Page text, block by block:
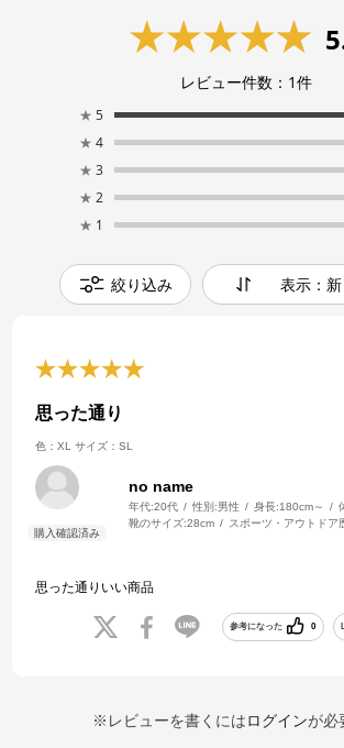
レビュー件数： 1件
★ 5
★ 4
★ 3
★ 2
★ 1
絞り込み 表示：
思った通り
色：XL サイズ：SL
no name
年代:20代 性別:男性 身長:180cm～
靴のサイズ:28cm スポーツ・アウトドア
思った通りいい商品
参考になった 0
※レビューを書くにはログインが必